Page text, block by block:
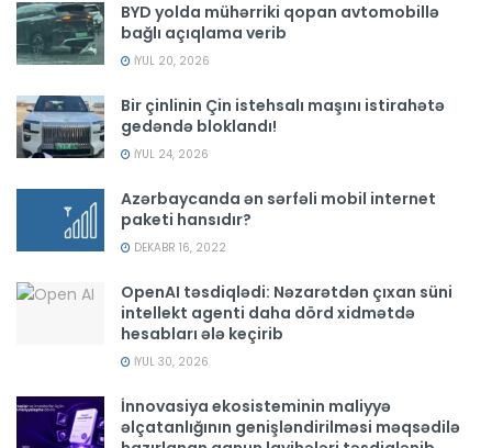
BYD yolda mühərriki qopan avtomobillə
bağlı açıqlama verib
İYUL 20, 2026
Bir çinlinin Çin istehsalı maşını istirahətə
gedəndə bloklandı!
İYUL 24, 2026
Azərbaycanda ən sərfəli mobil internet
paketi hansıdır?
DEKABR 16, 2022
OpenAI təsdiqlədi: Nəzarətdən çıxan süni
intellekt agenti daha dörd xidmətdə
hesabları ələ keçirib
İYUL 30, 2026
İnnovasiya ekosisteminin maliyyə
əlçatanlığının genişləndirilməsi məqsədilə